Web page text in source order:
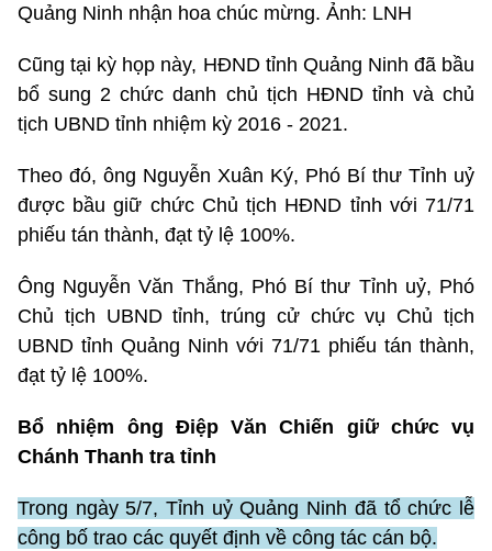
Quảng Ninh nhận hoa chúc mừng. Ảnh: LNH
Cũng tại kỳ họp này, HĐND tỉnh Quảng Ninh đã bầu
bổ sung 2 chức danh chủ tịch HĐND tỉnh và chủ
tịch UBND tỉnh nhiệm kỳ 2016 - 2021.
Theo đó, ông Nguyễn Xuân Ký, Phó Bí thư Tỉnh uỷ
được bầu giữ chức Chủ tịch HĐND tỉnh với 71/71
phiếu tán thành, đạt tỷ lệ 100%.
Ông Nguyễn Văn Thắng, Phó Bí thư Tỉnh uỷ, Phó
Chủ tịch UBND tỉnh, trúng cử chức vụ Chủ tịch
UBND tỉnh Quảng Ninh với 71/71 phiếu tán thành,
đạt tỷ lệ 100%.
Bổ nhiệm ông Điệp Văn Chiến giữ chức vụ
Chánh Thanh tra tỉnh
Trong ngày 5/7, Tỉnh uỷ Quảng Ninh đã tổ chức lễ
công bố trao các quyết định về công tác cán bộ.